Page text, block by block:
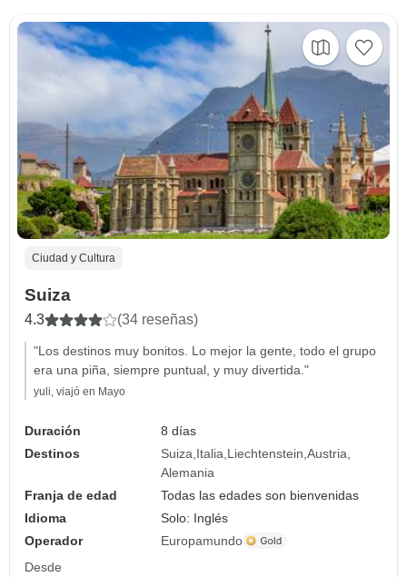
Ciudad y Cultura
Suiza
4.3 (34 reseñas)
"Los destinos muy bonitos. Lo mejor la gente, todo el grupo
era una piña, siempre puntual, y muy divertida."
yuli, viajó en Mayo
Duración
8 días
Destinos
Suiza Italia Liechtenstein Austria
Alemania
Franja de edad
Todas las edades son bienvenidas
Idioma
Solo: Inglés
Operador
Europamundo
Desde